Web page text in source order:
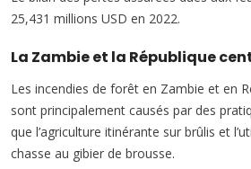
25,431 millions USD en 2022.
La Zambie et la République
Les incendies de forêt en Zambie et en
sont principalement causés par des
que l’agriculture itinérante sur brûlis et
chasse au gibier de brousse.